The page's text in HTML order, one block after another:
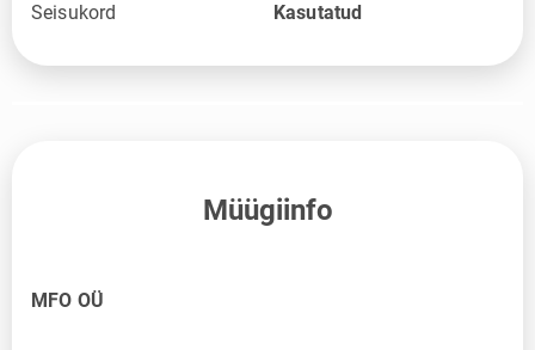
Seisukord Kasutatud
Müügiinfo
MFO OÜ